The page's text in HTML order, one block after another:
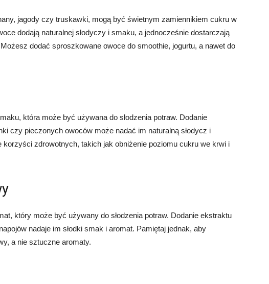
jagody czy truskawki, mogą być świetnym zamiennikiem cukru w
dodają naturalnej słodyczy i smaku, a jednocześnie dostarczają
dodać sproszkowane owoce do smoothie, jogurtu, a nawet do
która może być używana do słodzenia potraw. Dodanie
czy pieczonych owoców może nadać im naturalną słodycz i
zdrowotnych, takich jak obniżenie poziomu cukru we krwi i
który może być używany do słodzenia potraw. Dodanie ekstraktu
nadaje im słodki smak i aromat. Pamiętaj jednak, aby
a nie sztuczne aromaty.